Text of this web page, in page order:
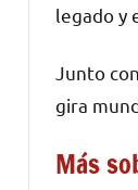
legado y
Junto
gira
Más